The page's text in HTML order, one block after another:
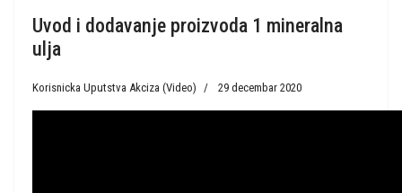
Uvod i dodavanje proizvoda 1 mineralna
ulja
Korisnicka Uputstva Akciza (Video) 29 decembar 2020